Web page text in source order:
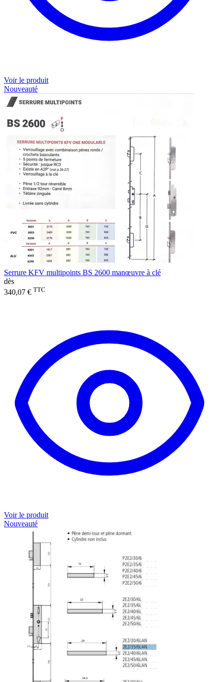
Voir le produit
Nouveauté
Serrure KFV multipoints BS 2600 manœuvre à clé
dès
340,07 € TTC
Voir le produit
Nouveauté